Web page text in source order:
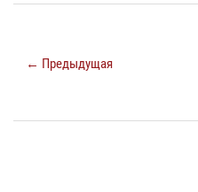
← Предыдущая